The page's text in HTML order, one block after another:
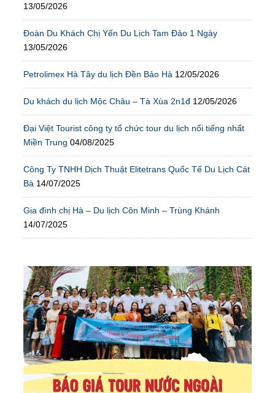
13/05/2026
Đoàn Du Khách Chị Yến Du Lịch Tam Đảo 1 Ngày
13/05/2026
Petrolimex Hà Tây du lịch Đền Bảo Hà 12/05/2026
Du khách du lịch Mộc Châu – Tà Xùa 2n1đ 12/05/2026
Đại Việt Tourist công ty tổ chức tour du lịch nổi tiếng nhất
Miền Trung 04/08/2025
Công Ty TNHH Dịch Thuật Elitetrans Quốc Tế Du Lịch Cát
Bà 14/07/2025
Gia đình chị Hà – Du lịch Côn Minh – Trùng Khánh
14/07/2025